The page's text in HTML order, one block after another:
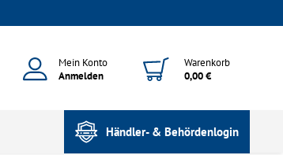
Mein Konto
Anmelden
Warenkorb
0,00 €
Händler- & Behördenlogin